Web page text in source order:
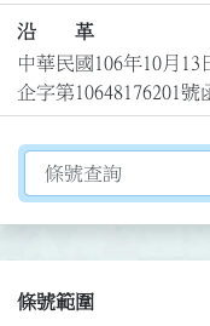
沿 革
中華民國106年10月
企字第10648176201
切換選擇法規資訊內容
條號範圍